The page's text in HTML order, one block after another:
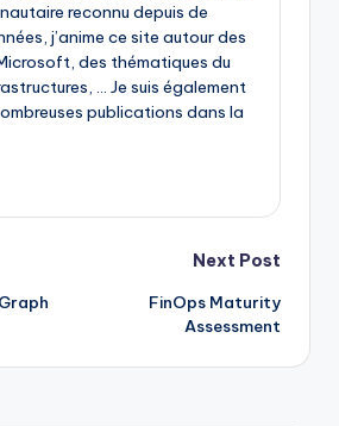
reconnu depuis de
j’anime ce site autour des
des thématiques du
... Je suis également
publications dans la
Next Post
FinOps Maturity
Assessment